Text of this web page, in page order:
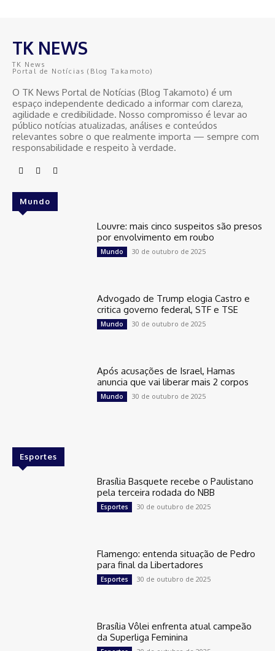
TK NEWS
TK News
Portal de Notícias (Blog Takamoto)
O TK News Portal de Notícias (Blog Takamoto) é um
espaço independente dedicado a informar com clareza,
agilidade e credibilidade. Nosso compromisso é levar ao
público notícias atualizadas, análises e conteúdos
relevantes sobre o que realmente importa — sempre com
responsabilidade e respeito à verdade.
Mundo
Louvre: mais cinco suspeitos são presos
por envolvimento em roubo
Mundo 30 de outubro de 2025
Advogado de Trump elogia Castro e
critica governo federal, STF e TSE
Mundo 30 de outubro de 2025
Após acusações de Israel, Hamas
anuncia que vai liberar mais 2 corpos
Mundo 30 de outubro de 2025
Esportes
Brasília Basquete recebe o Paulistano
pela terceira rodada do NBB
Esportes 30 de outubro de 2025
Flamengo: entenda situação de Pedro
para final da Libertadores
Esportes 30 de outubro de 2025
Brasília Vôlei enfrenta atual campeão
da Superliga Feminina